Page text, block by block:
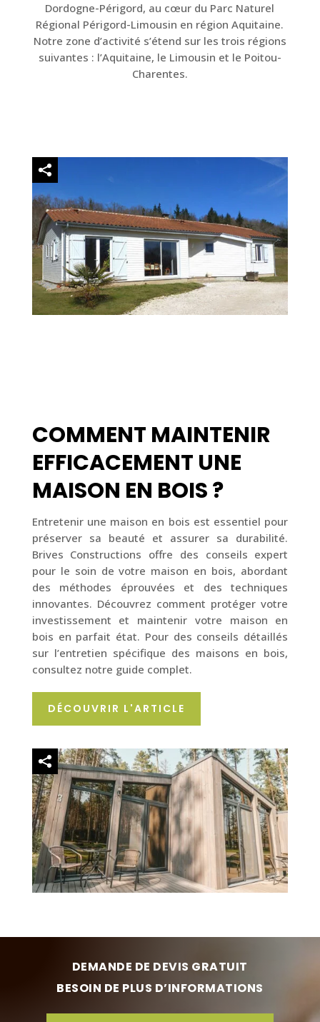
Dordogne-Périgord, au cœur du Parc Naturel
Régional Périgord-Limousin en région Aquitaine.
Notre zone d’activité s’étend sur les trois régions
suivantes : l’Aquitaine, le Limousin et le Poitou-
Charentes.
COMMENT MAINTENIR
EFFICACEMENT UNE
MAISON EN BOIS ?
Entretenir une maison en bois est essentiel pour
préserver sa beauté et assurer sa durabilité.
Brives Constructions offre des conseils expert
pour le soin de votre maison en bois, abordant
des méthodes éprouvées et des techniques
innovantes. Découvrez comment protéger votre
investissement et maintenir votre maison en
bois en parfait état. Pour des conseils détaillés
sur l’entretien spécifique des maisons en bois,
consultez notre guide complet.
DÉCOUVRIR L'ARTICLE
DEMANDE DE DEVIS GRATUIT
BESOIN DE PLUS D’INFORMATIONS